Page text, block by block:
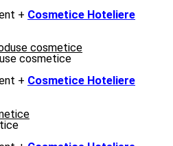
+ Cosmetice Hoteliere
cosmetice
+ Cosmetice Hoteliere